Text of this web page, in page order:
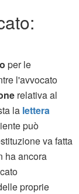
per le
l'avvocato
relativa al
la lettera
può
va fatta
ha ancora
proprie